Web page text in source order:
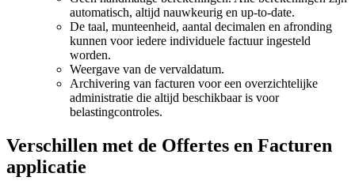
automatisch, altijd nauwkeurig en up-to-date.
De taal, munteenheid, aantal decimalen en afronding
kunnen voor iedere individuele factuur ingesteld
worden.
Weergave van de vervaldatum.
Archivering van facturen voor een overzichtelijke
administratie die altijd beschikbaar is voor
belastingcontroles.
Verschillen met de Offertes en Facturen
applicatie